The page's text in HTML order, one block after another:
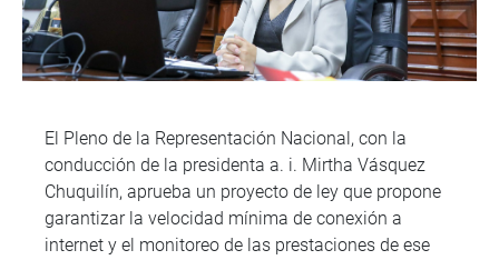
El Pleno de la Representación Nacional, con la
conducción de la presidenta a. i. Mirtha Vásquez
Chuquilín, aprueba un proyecto de ley que propone
garantizar la velocidad mínima de conexión a
internet y el monitoreo de las prestaciones de ese